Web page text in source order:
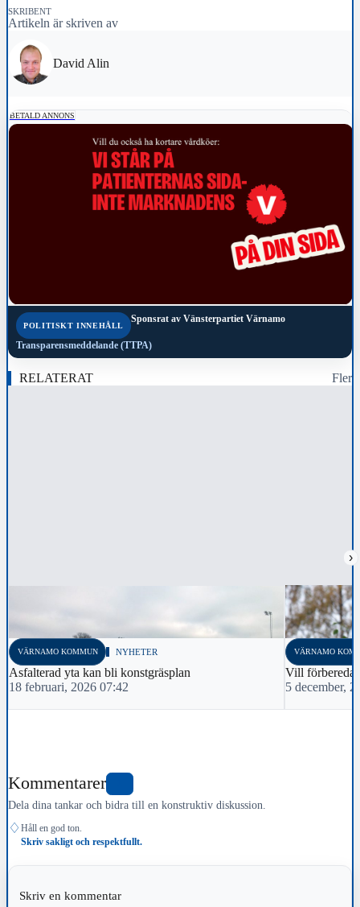
SKRIBENT
Artikeln är skriven av
David Alin
BETALD ANNONS
POLITISKT INNEHÅLL
Sponsrat av Vänsterpartiet Värnamo
Transparensmeddelande (TTPA)
RELATERAT Fler
›
VÄRNAMO KOMMUN NYHETER
Asfalterad yta kan bli konstgräsplan
18 februari, 2026 07:42
VÄRNAMO
Vill
5 december,
Kommentarer
Dela dina tankar och bidra till en konstruktiv diskussion.
♢ Håll en god ton.
Skriv sakligt och respektfullt.
Skriv en kommentar